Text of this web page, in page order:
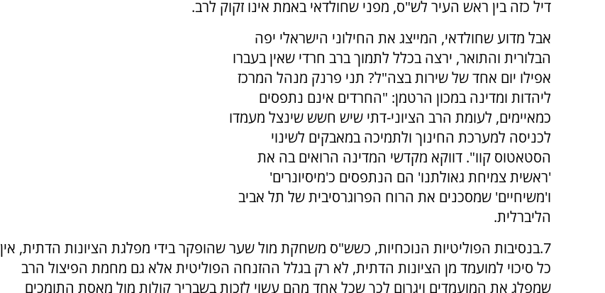
דיל כזה בין ראש העיר לש"ס, מפני שחולדאי באמת אינו זקוק לרב.
אבל מדוע שחולדאי, המייצג את החילוני הישראלי יפה
הבלורית והתואר, ירצה בכלל לתמוך ברב חרדי שאין בעברו
אפילו יום אחד של שירות בצה"ל? תני פרנק מנהל המרכז
ליהדות ומדינה במכון הרטמן: "החרדים אינם נתפסים
כמאיימים, לעומת הרב הציוני-דתי שיש חשש שינצל מעמדו
לכניסה למערכת החינוך ולתמיכה במאבקים לשינוי
הסטאטוס קוו". דווקא מקדשי המדינה הרואים בה את
'ראשית צמיחת גאולתנו' הם הנתפסים כ'מיסיונרים'
ו'משיחיים' שמסכנים את הרוח הפרוגרסיבית של תל אביב
הליברלית.
7.בנסיבות הפוליטיות הנוכחיות, כשש"ס משחקת מול שער שהופקר בידי מפלגת הציונות הדתית, אין
כל סיכוי למועמד מן הציונות הדתית, לא רק בגלל ההזנחה הפוליטית אלא גם מחמת הפיצול הרב
שמפלג את המועמדים ויגרום לכך שכל אחד מהם עשוי לזכות בשבריר קולות מול מאסת התומכים